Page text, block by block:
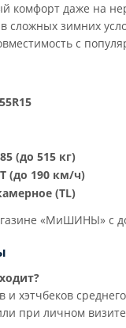
комфорт даже на
сложных зимних
с
85 (до 515 кг)
T (до 190 км/ч)
(TL)
«МиШИНЫ» с
и хэтчбеков
при личном